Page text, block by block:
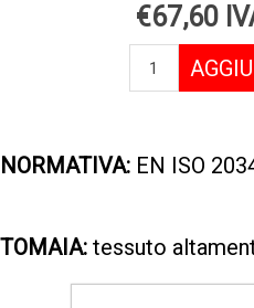
€67,60
NORMATIVA: EN ISO
TOMAIA: tessuto